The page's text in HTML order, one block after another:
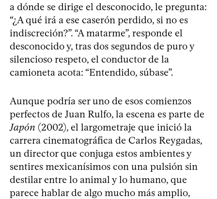
a dónde se dirige el desconocido, le pregunta:
“¿A qué irá a ese caserón perdido, si no es
indiscreción?”. “A matarme”, responde el
desconocido y, tras dos segundos de puro y
silencioso respeto, el conductor de la
camioneta acota: “Entendido, súbase”.
Aunque podría ser uno de esos comienzos
perfectos de Juan Rulfo, la escena es parte de
Japón (2002), el largometraje que inició la
carrera cinematográfica de Carlos Reygadas,
un director que conjuga estos ambientes y
sentires mexicanísimos con una pulsión sin
destilar entre lo animal y lo humano, que
parece hablar de algo mucho más amplio,